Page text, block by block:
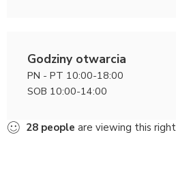
Godziny otwarcia
PN - PT 10:00-18:00
SOB 10:00-14:00
28 people are viewing this